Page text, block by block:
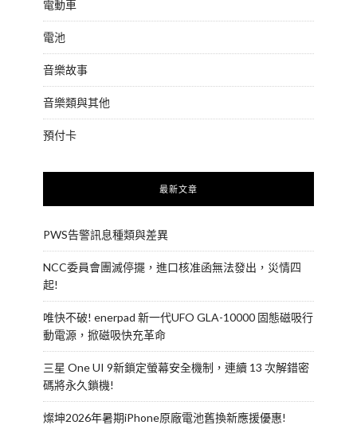
電動車
電池
音樂故事
音樂類與其他
預付卡
最新文章
PWS告警訊息種類與差異
NCC委員會團滅停擺，進口核准函無法發出，災情四
起!
唯快不破! enerpad 新一代UFO GLA-10000 固態磁吸行
動電源，掀磁吸快充革命
三星 One UI 9新鎖定螢幕安全機制，連續 13 次解錯密
碼將永久鎖機!
燦坤2026年暑期iPhone原廠電池舊換新應援優惠!